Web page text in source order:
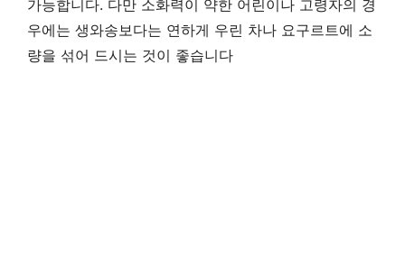
가능합니다. 다만 소화력이 약한 어린이나 고령자의 경
우에는 생와송보다는 연하게 우린 차나 요구르트에 소
량을 섞어 드시는 것이 좋습니다